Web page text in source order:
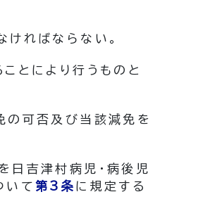
ればならない。
とにより行うものと
の可否及び当該減免を
日吉津村病児・病後児
いて第3条 に規定する